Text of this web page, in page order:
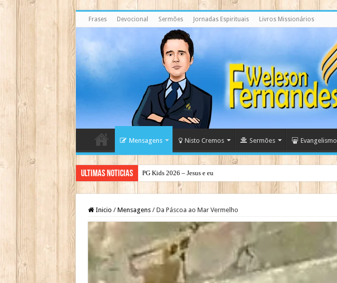
Frases Devocional Sermões Jornadas Espirituais Livros Missionários
Mensagens Nisto Cremos Sermões Evangelismo
Ultimas Noticias PG Kids 2026 – Jesus e eu
PG Teens 2026 – A Luz do Mundo
Inicio / Mensagens / Da Páscoa ao Mar Vermelho